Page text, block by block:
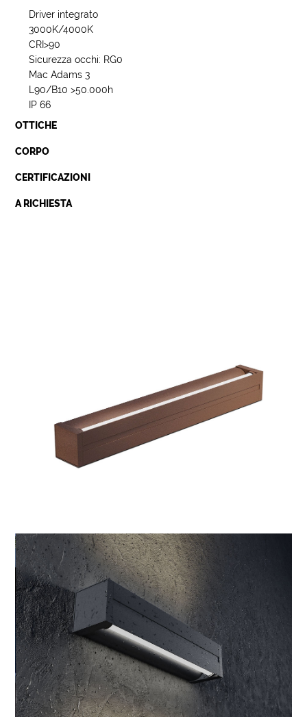
Driver integrato
3000K/4000K
CRI>90
Sicurezza occhi: RG0
Mac Adams 3
L90/B10 >50.000h
IP 66
OTTICHE
CORPO
CERTIFICAZIONI
A RICHIESTA